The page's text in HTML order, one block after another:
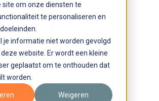
om onze diensten te
te personaliseren en
je informatie niet worden gevolgd
website. Er wordt een kleine
geplaatst om te onthouden dat
worden.
Weigeren
AM RADAR360
&